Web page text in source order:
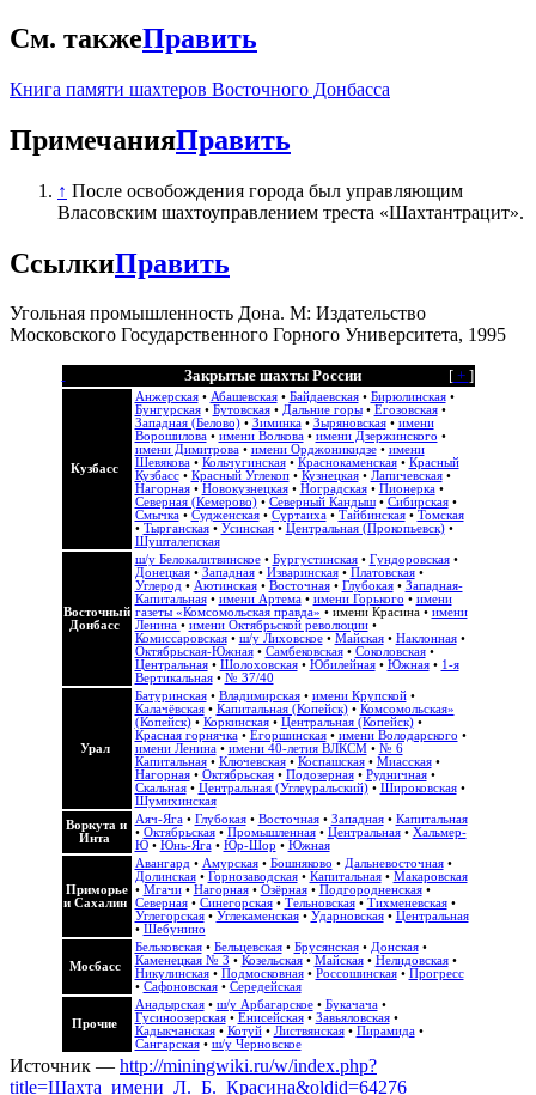
См. такжеПравить
Книга памяти шахтеров Восточного Донбасса
ПримечанияПравить
↑ После освобождения города был управляющим
Власовским шахтоуправлением треста «Шахтантрацит».
СсылкиПравить
Угольная промышленность Дона. М: Издательство
Московского Государственного Горного Университета, 1995
[+ ]
Закрытые шахты России
Кузбасс
Анжерская• Абашевская• Байдаевская• Бирюлинская•
Бунгурская• Бутовская• Дальние горы• Егозовская•
Западная (Белово)• Зиминка• Зыряновская• имени
Ворошилова• имени Волкова• имени Дзержинского •
имени Димитрова• имени Орджоникидзе• имени
Шевякова• Кольчугинская• Краснокаменская• Красный
Кузбасс• Красный Углекоп• Кузнецкая• Лапичевская•
Нагорная• Новокузнецкая• Ноградская• Пионерка•
Северная (Кемерово)• Северный Кандыш• Сибирская•
Смычка• Судженская• Суртаиха• Тайбинская• Томская
• Тырганская• Усинская• Центральная (Прокопьевск)•
Шушталепская
Восточный
Донбасс
ш/у Белокалитвинское• Бургустинская• Гундоровская•
Донецкая• Западная• Изваринская• Платовская•
Углерод• Аютинская• Восточная• Глубокая• Западная-
Капитальная• имени Артема• имени Горького • имени
газеты «Комсомольская правда» • имени Красина• имени
Ленина • имени Октябрьской революции•
Комиссаровская• ш/у Лиховское• Майская• Наклонная•
Октябрьская-Южная• Самбековская• Соколовская•
Центральная• Шолоховская• Юбилейная• Южная• 1-я
Вертикальная• № 37/40
Урал
Батуринская• Владимирская• имени Крупской•
Калачёвская• Капитальная (Копейск)• Комсомольская»
(Копейск)• Коркинская• Центральная (Копейск)•
Красная горнячка• Егоршинская• имени Володарского •
имени Ленина• имени 40-летия ВЛКСМ• № 6
Капитальная• Ключевская• Коспашская• Миасская•
Нагорная• Октябрьская• Подозерная• Рудничная•
Скальная• Центральная (Углеуральский)• Широковская•
Шумихинская
Воркута и
Инта
Аяч-Яга• Глубокая• Восточная• Западная• Капитальная
• Октябрьская• Промышленная• Центральная• Хальмер-
Ю• Юнь-Яга• Юр-Шор • Южная
Приморье
и Сахалин
Авангард• Амурская• Бошняково • Дальневосточная•
Долинская• Горнозаводская• Капитальная• Макаровская
• Мгачи• Нагорная• Озёрная• Подгородненская•
Северная• Синегорская• Тельновская• Тихменевская•
Углегорская• Углекаменская• Ударновская• Центральная
• Шебунино
Мосбасс
Бельковская• Бельцевская• Брусянская• Донская•
Каменецкая № 3 • Козельская• Майская• Нелидовская•
Никулинская• Подмосковная• Россошинская• Прогресс
• Сафоновская• Середейская
Прочие
Анадырская• ш/у Арбагарское• Букачача•
Гусиноозерская• Енисейская• Завьяловская•
Кадыкчанская• Котуй• Листвянская• Пирамида•
Сангарская• ш/у Черновское
Источник — http://miningwiki.ru/w/index.php?
title=Шахта_имени_Л._Б._Красина&oldid=64276